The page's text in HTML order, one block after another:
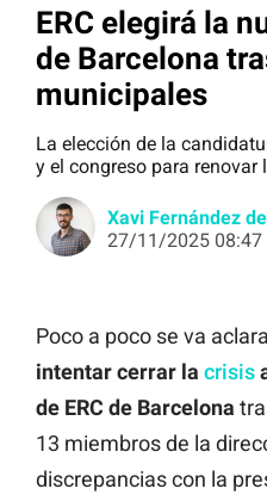
ERC elegirá la
de Barcelona
municipales
La elección de la
y el congreso para renovar
Xavi Fernández
27/11/2025 08:47
Poco a poco se va
intentar cerrar la crisis
de ERC de Barcelona
13 miembros de la
discrepancias con la